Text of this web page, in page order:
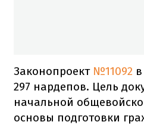
Законопроект №11092
297 нардепов. Цель
начальной
основы подготовки